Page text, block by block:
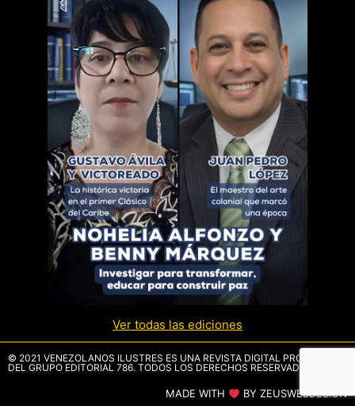
Ver todas las ediciones
© 2021 VENEZOLANOS ILUSTRES ES UNA REVISTA DIGITAL PROPIEDAD
DEL GRUPO EDITORIAL 786. TODOS LOS DERECHOS RESERVADOS.
MADE WITH BY ZEUSWEBDESIGN